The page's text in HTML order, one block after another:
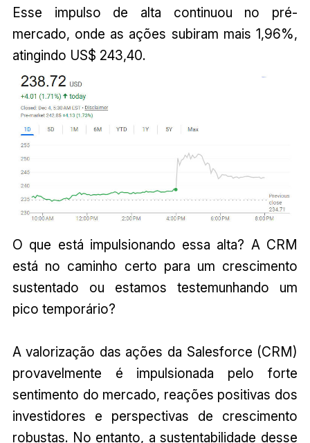
Esse impulso de alta continuou no pré-
mercado, onde as ações subiram mais 1,96%,
atingindo US$ 243,40.
O que está impulsionando essa alta? A CRM
está no caminho certo para um crescimento
sustentado ou estamos testemunhando um
pico temporário?
A valorização das ações da Salesforce (CRM)
provavelmente é impulsionada pelo forte
sentimento do mercado, reações positivas dos
investidores e perspectivas de crescimento
robustas. No entanto, a sustentabilidade desse